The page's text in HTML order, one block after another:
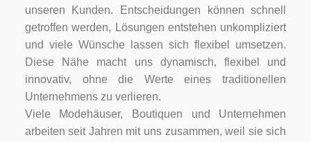
unseren Kunden. Entscheidungen können schnell
getroffen werden, Lösungen entstehen unkompliziert
und viele Wünsche lassen sich flexibel umsetzen.
Diese Nähe macht uns dynamisch, flexibel und
innovativ, ohne die Werte eines traditionellen
Unternehmens zu verlieren.
Viele Modehäuser, Boutiquen und Unternehmen
arbeiten seit Jahren mit uns zusammen, weil sie sich